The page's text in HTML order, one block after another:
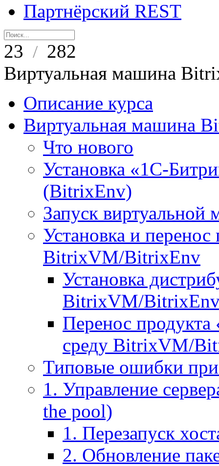
Партнёрский REST
23 / 282
Виртуальная машина
Описание курса
Виртуальная машина
Что нового
Установка «1С-
(BitrixEnv)
Запуск
Установка и
BitrixVM/BitrixEnv
Установка
BitrixVM/
Перенос
среду BitrixVM/
Типовые ошибки при
1. Управление
the pool)
1. Перезапуск
2. Обновление